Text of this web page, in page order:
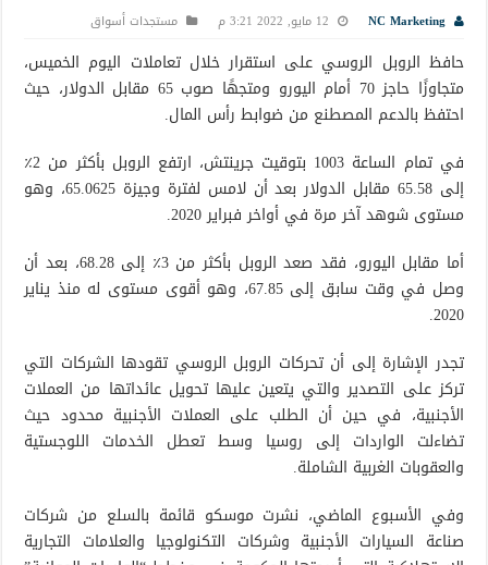
NC Marketing 12 مايو, 2022 3:21 م مستجدات أسواق
حافظ الروبل الروسي على استقرار خلال تعاملات اليوم الخميس،
متجاوزًا حاجز 70 أمام اليورو ومتجهًا صوب 65 مقابل الدولار، حيث
احتفظ بالدعم المصطنع من ضوابط رأس المال.
في تمام الساعة 1003 بتوقيت جرينتش، ارتفع الروبل بأكثر من 2٪
إلى 65.58 مقابل الدولار بعد أن لامس لفترة وجيزة 65.0625، وهو
مستوى شوهد آخر مرة في أواخر فبراير 2020.
أما مقابل اليورو، فقد صعد الروبل بأكثر من 3٪ إلى 68.28، بعد أن
وصل في وقت سابق إلى 67.85، وهو أقوى مستوى له منذ يناير
2020.
تجدر الإشارة إلى أن تحركات الروبل الروسي تقودها الشركات التي
تركز على التصدير والتي يتعين عليها تحويل عائداتها من العملات
الأجنبية، في حين أن الطلب على العملات الأجنبية محدود حيث
تضاءلت الواردات إلى روسيا وسط تعطل الخدمات اللوجستية
والعقوبات الغربية الشاملة.
وفي الأسبوع الماضي، نشرت موسكو قائمة بالسلع من شركات
صناعة السيارات الأجنبية وشركات التكنولوجيا والعلامات التجارية